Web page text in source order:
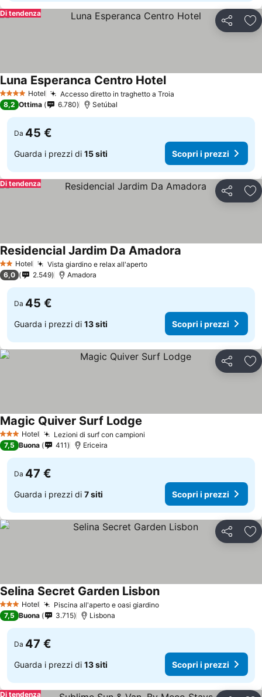
Condividi
Di tendenza
4 Stelle Hotel Accesso diretto in traghetto a Troia
Luna Esperanca Centro Hotel
8,2 Ottima 6.780 Setúbal
Da 45 €
Guarda i prezzi di 15 siti Scopri i prezzi
Condividi
Di tendenza
2 StelleHotel Vista giardino e relax all'aperto
Residencial Jardim Da Amadora
6,0 2.549 Amadora
Da 45 €
Guarda i prezzi di 13 siti Scopri i prezzi
Condividi
3 StelleHotel Lezioni di surf con campioni
Magic Quiver Surf Lodge
7,5 Buona 411 Ericeira
Da 47 €
Guarda i prezzi di 7 siti Scopri i prezzi
Condividi
3 StelleHotel Piscina all'aperto e oasi giardino
Selina Secret Garden Lisbon
7,5 Buona 3.715 Lisbona
Da 47 €
Guarda i prezzi di 13 siti Scopri i prezzi
Di tendenza